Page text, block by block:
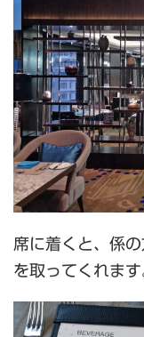
席に着くと、係
を取ってくれます